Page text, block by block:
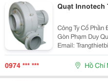
Quạt Innotech
Công Ty Cổ
Gòn Phạm Duy Quý 0974.737.753 Hoặc 0937.508.493
Email:
0974 *** *** Hồ Chí